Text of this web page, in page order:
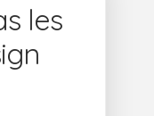
les